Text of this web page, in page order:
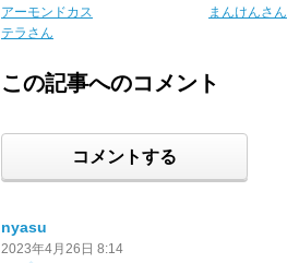
アーモンドカス
テラさん
まんけんさん
この記事へのコメント
コメントする
nyasu
2023年4月26日 8:14